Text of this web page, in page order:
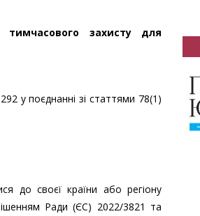
захисту для
у поєднанні зі статтями 78(1)
до своєї країни або регіону
Ради (ЄС) 2022/3821 та